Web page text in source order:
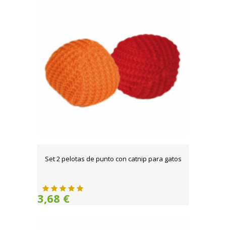
Set 2 pelotas de punto con catnip para gatos
3,68 €